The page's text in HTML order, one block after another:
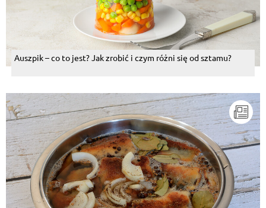
Auszpik – co to jest? Jak zrobić i czym różni się od sztamu?